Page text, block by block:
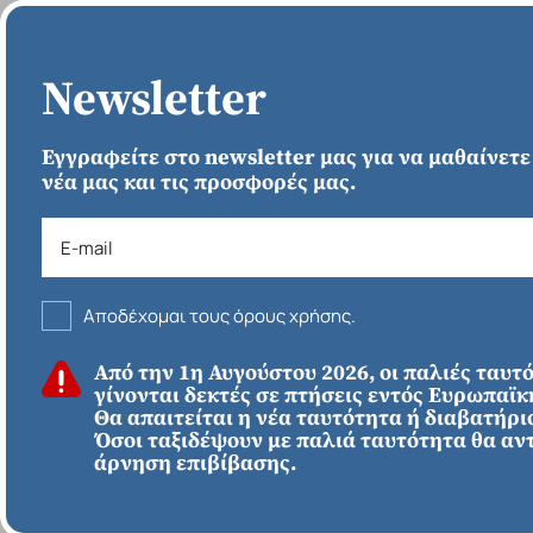
Newsletter
Εγγραφείτε στο newsletter μας για να
νέα μας και τις προσφορές μας.
Αποδέχομαι τους όρους χρήσης.
Από την 1η Αυγούστου 2026, οι παλιές
γίνονται δεκτές σε πτήσεις εντός
Θα απαιτείται η νέα ταυτότητα ή
Όσοι ταξιδέψουν με παλιά ταυτότητα θα
άρνηση επιβίβασης.
Απευθείας απο
Ηράκλειο
Εκτός Ευρώπης
ΕΥΡΩΠΗ
Γύρος Πορτογαλίας